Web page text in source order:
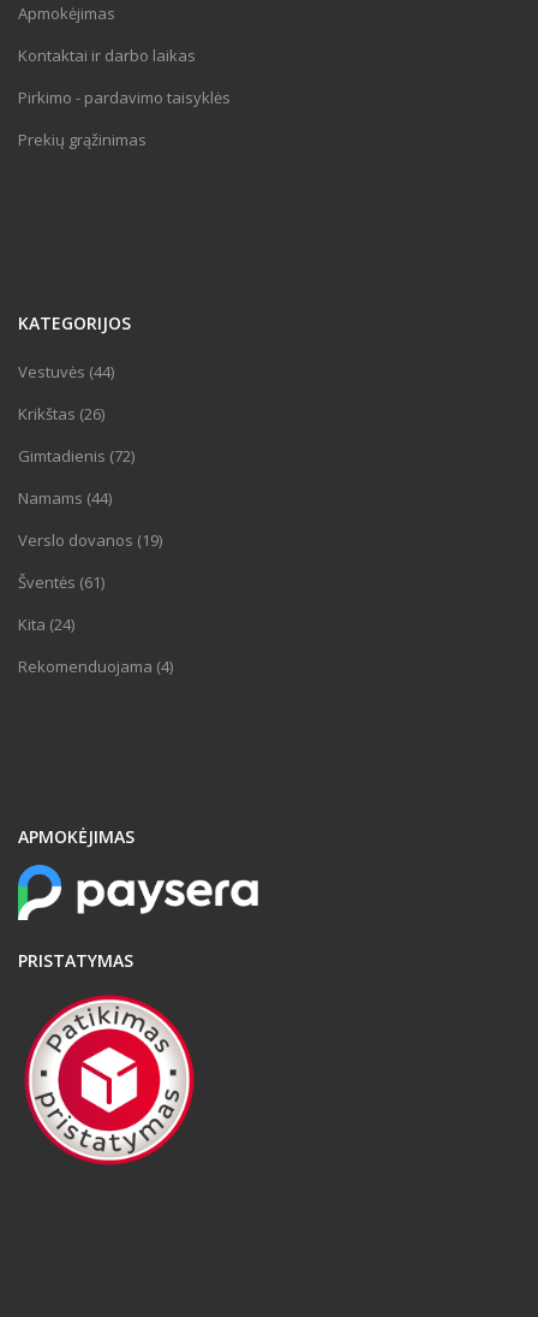
Apmokėjimas
Kontaktai ir darbo laikas
Pirkimo - pardavimo taisyklės
Prekių grąžinimas
KATEGORIJOS
Vestuvės (44)
Krikštas (26)
Gimtadienis (72)
Namams (44)
Verslo dovanos (19)
Šventės (61)
Kita (24)
Rekomenduojama (4)
APMOKĖJIMAS
PRISTATYMAS